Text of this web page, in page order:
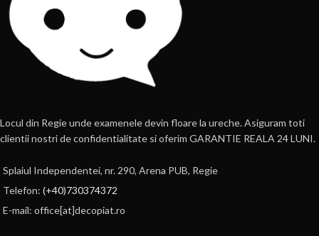
Locul din Regie unde examenele devin floare la ureche. Asiguram toti
clientii nostri de confidentialitate si oferim GARANTIE REALA 24 LUNI.
Splaiul Independentei, nr. 290, Arena PUB, Regie
Telefon: (+40)730374372
E-mail: office[at]decopiat.ro